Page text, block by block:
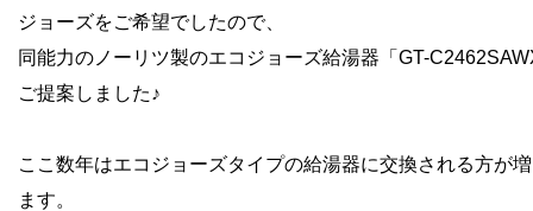
ジョーズをご希望でしたので、
同能力のノーリツ製のエコジョーズ給湯器「GT-
ご提案しました♪
ここ数年はエコジョーズタイプの給湯器に交換される方が
ます。